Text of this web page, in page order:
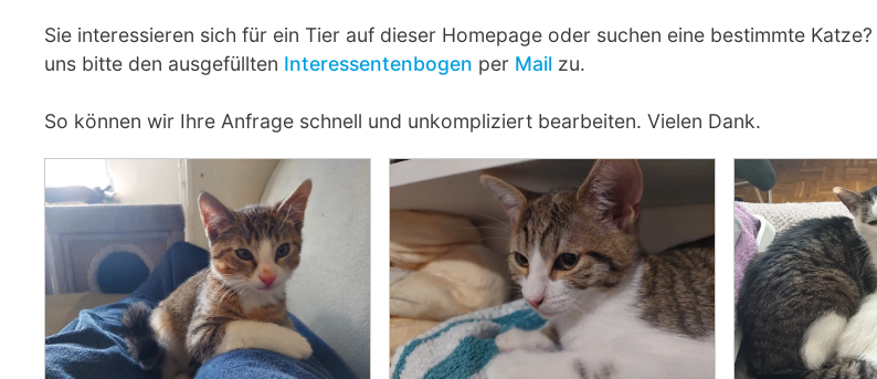
Sie interessieren sich für ein Tier auf dieser Homepage oder suchen eine bestimmte Katze?
uns bitte den ausgefüllten Interessentenbogen per Mail zu.
So können wir Ihre Anfrage schnell und unkompliziert bearbeiten. Vielen Dank.